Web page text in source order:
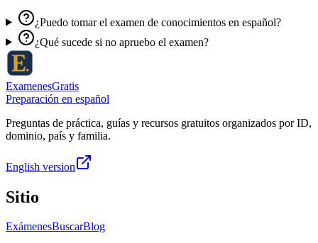
¿Puedo tomar el examen de conocimientos en español?
¿Qué sucede si no apruebo el examen?
ExamenesGratis
Preparación en español
Preguntas de práctica, guías y recursos gratuitos organizados por ID,
dominio, país y familia.
English version
Sitio
ExámenesBuscarBlog